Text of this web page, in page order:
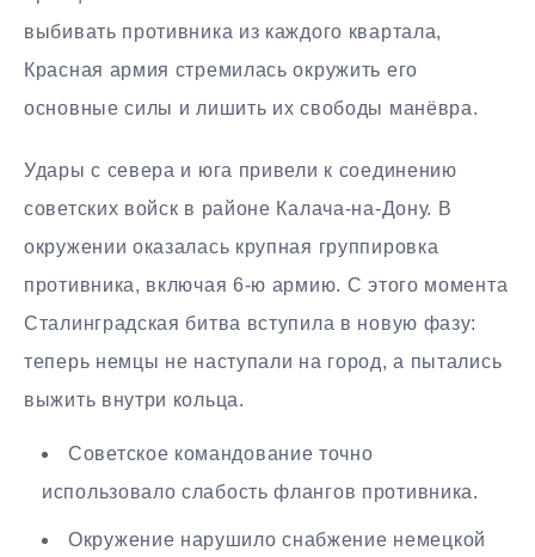
выбивать противника из каждого квартала,
Красная армия стремилась окружить его
основные силы и лишить их свободы манёвра.
Удары с севера и юга привели к соединению
советских войск в районе Калача-на-Дону. В
окружении оказалась крупная группировка
противника, включая 6-ю армию. С этого момента
Сталинградская битва вступила в новую фазу:
теперь немцы не наступали на город, а пытались
выжить внутри кольца.
Советское командование точно
использовало слабость флангов противника.
Окружение нарушило снабжение немецкой